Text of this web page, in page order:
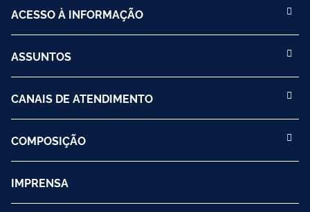
ACESSO À INFORMAÇÃO
ASSUNTOS
CANAIS DE ATENDIMENTO
COMPOSIÇÃO
IMPRENSA